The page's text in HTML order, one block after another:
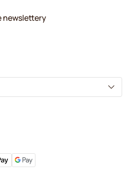
newslettery